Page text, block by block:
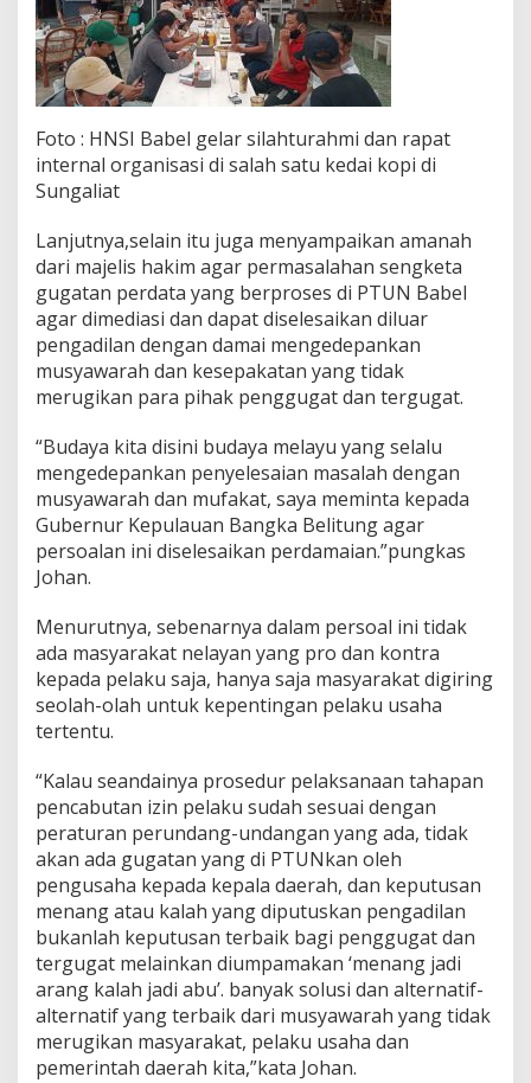
Foto : HNSI Babel gelar silahturahmi dan rapat
internal organisasi di salah satu kedai kopi di
Sungaliat
Lanjutnya,selain itu juga menyampaikan amanah
dari majelis hakim agar permasalahan sengketa
gugatan perdata yang berproses di PTUN Babel
agar dimediasi dan dapat diselesaikan diluar
pengadilan dengan damai mengedepankan
musyawarah dan kesepakatan yang tidak
merugikan para pihak penggugat dan tergugat.
“Budaya kita disini budaya melayu yang selalu
mengedepankan penyelesaian masalah dengan
musyawarah dan mufakat, saya meminta kepada
Gubernur Kepulauan Bangka Belitung agar
persoalan ini diselesaikan perdamaian.”pungkas
Johan.
Menurutnya, sebenarnya dalam persoal ini tidak
ada masyarakat nelayan yang pro dan kontra
kepada pelaku saja, hanya saja masyarakat digiring
seolah-olah untuk kepentingan pelaku usaha
tertentu.
“Kalau seandainya prosedur pelaksanaan tahapan
pencabutan izin pelaku sudah sesuai dengan
peraturan perundang-undangan yang ada, tidak
akan ada gugatan yang di PTUNkan oleh
pengusaha kepada kepala daerah, dan keputusan
menang atau kalah yang diputuskan pengadilan
bukanlah keputusan terbaik bagi penggugat dan
tergugat melainkan diumpamakan ‘menang jadi
arang kalah jadi abu’. banyak solusi dan alternatif-
alternatif yang terbaik dari musyawarah yang tidak
merugikan masyarakat, pelaku usaha dan
pemerintah daerah kita,”kata Johan.